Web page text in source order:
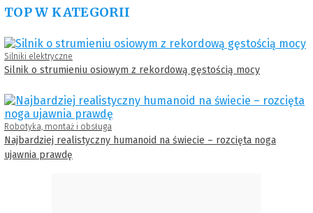
TOP W KATEGORII
Silniki elektryczne
Silnik o strumieniu osiowym z rekordową gęstością mocy
Robotyka, montaż i obsługa
Najbardziej realistyczny humanoid na świecie – rozcięta noga
ujawnia prawdę